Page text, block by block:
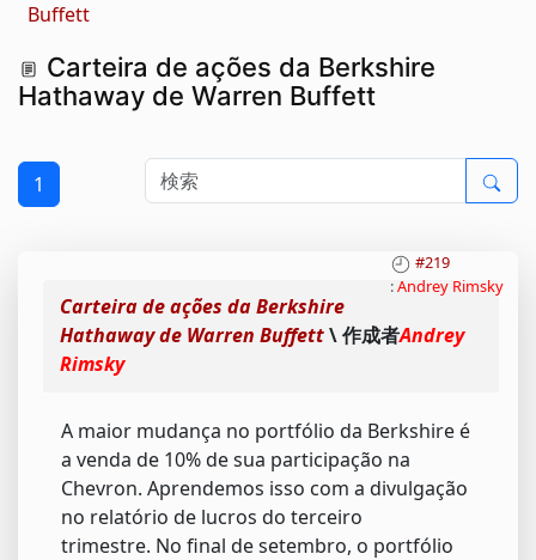
Buffett
Carteira de ações da Berkshire
Hathaway de Warren Buffett
1
#219
:Andrey Rimsky
Carteira de ações da Berkshire
Hathaway de Warren Buffett\ 作成者Andrey
Rimsky
A maior mudança no portfólio da Berkshire é
a venda de 10% de sua participação na
Chevron. Aprendemos isso com a divulgação
no relatório de lucros do terceiro
trimestre. No final de setembro, o portfólio